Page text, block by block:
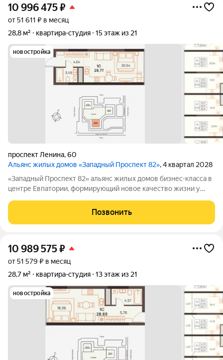
10 996 475₽
от 51 611 ₽ в месяц
28,8 м²
квартира-студия 15 этаж из 21
новостройка
проспект Ленина,60
Альянс жилых домов «Западный Проспект 82», 4 квартал 2028
«Западный Проспект 82» альянс жилых домов бизнес-класса в
центре Евпатории, формирующий новое качество жизни у
городской среды и курортного образа жизни: здесь можно
работать, развиваться и отдыхать,
Позвонить
10 989 575₽
от 51 579 ₽ в месяц
28,7 м²
квартира-студия 13 этаж из 21
новостройка